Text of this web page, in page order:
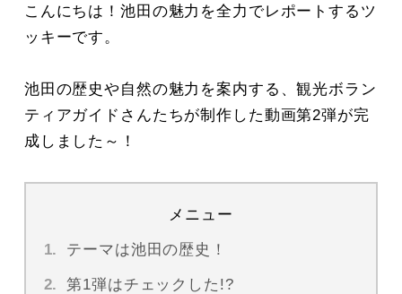
こんにちは！池田の魅力を全力でレポートするツ
ッキーです。
池田の歴史や自然の魅力を案内する、観光ボラン
ティアガイドさんたちが制作した動画第2弾が完
成しました～！
メニュー
テーマは池田の歴史！
第1弾はチェックした!?